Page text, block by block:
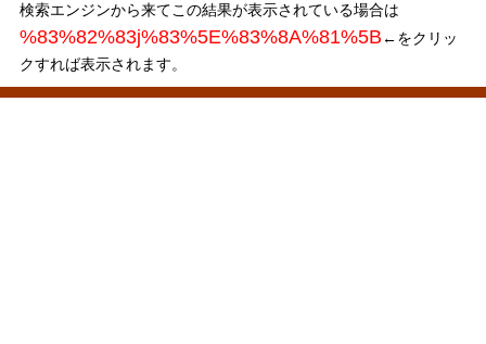
検索エンジンから来てこの結果が表示されている場合は
%83%82%83j%83%5E%83%8A%81%5B ←をクリッ
クすれば表示されます。